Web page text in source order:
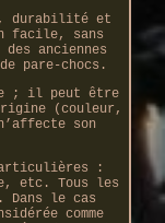
durabilité et
facile, sans
anciennes
pare-chocs.
; il peut être
(couleur,
son
:
etc. Tous les
le cas
comme